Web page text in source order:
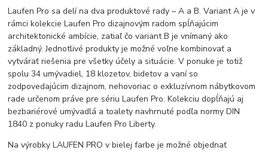
Laufen Pro sa delí na dva produktové rady – A a B. Variant A je v
rámci kolekcie Laufen Pro dizajnovým radom spĺňajúcim
architektonické ambície, zatiaľ čo variant B je vnímaný ako
základný. Jednotlivé produkty je možné voľne kombinovať a
vytvárať riešenia pre všetky účely a situácie. V ponuke je totiž
spolu 34 umývadiel, 18 klozetov, bidetov a vaní so
zodpovedajúcim dizajnom, nehovoriac o exkluzívnom nábytkovom
rade určenom práve pre sériu Laufen Pro. Kolekciu dopĺňajú aj
bezbariérové umývadlá a toalety navhrnuté podľa normy DIN
1840 z ponuky radu Laufen Pro Liberty.
Na výrobky LAUFEN PRO v bielej farbe je možné objednať